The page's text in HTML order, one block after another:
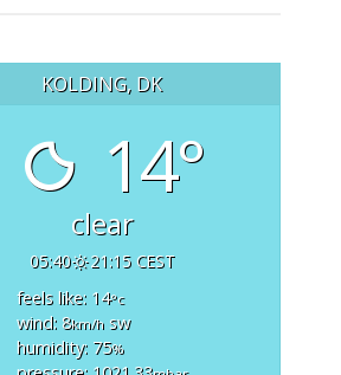
KOLDING, DK
14°
clear
05:40
21:15 CEST
feels like: 14°c
wind: 8km/hsw
humidity: 75%